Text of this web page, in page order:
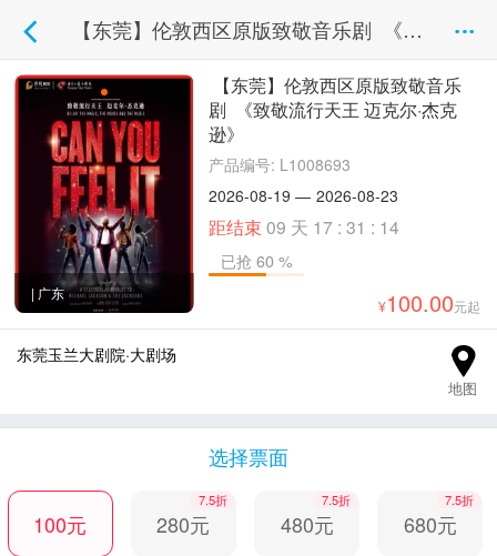
【东莞】伦敦西区原版致敬音乐剧 《致敬流行天王 迈克尔·杰克逊》
| 广东
【东莞】伦敦西区原版致敬音乐
剧 《致敬流行天王 迈克尔·杰克
逊》
产品编号: L1008693
2026-08-19— 2026-08-23
距结束 09 天 17 : 31 : 14
已抢 60 %
100.00元起
东莞玉兰大剧院·大剧场
地图
选择票面
100元 280元
7.5折
480元
7.5折
680元
7.5折
已购票
2小时前
【东莞】伦敦西区原版致敬音乐剧 《致敬流行天王 迈克尔·杰克逊》
去购买